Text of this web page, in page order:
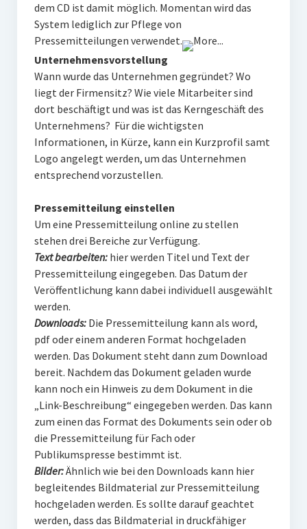
dem CD ist damit möglich. Momentan wird das
System lediglich zur Pflege von
Pressemitteilungen verwendet.
Unternehmensvorstellung
Wann wurde das Unternehmen gegründet? Wo
liegt der Firmensitz? Wie viele Mitarbeiter sind
dort beschäftigt und was ist das Kerngeschäft des
Unternehmens? Für die wichtigsten
Informationen, in Kürze, kann ein Kurzprofil samt
Logo angelegt werden, um das Unternehmen
entsprechend vorzustellen.
Pressemitteilung einstellen
Um eine Pressemitteilung online zu stellen
stehen drei Bereiche zur Verfügung.
Text bearbeiten:hier werden Titel und Text der
Pressemitteilung eingegeben. Das Datum der
Veröffentlichung kann dabei individuell ausgewählt
werden.
Downloads:Die Pressemitteilung kann als word,
pdf oder einem anderen Format hochgeladen
werden. Das Dokument steht dann zum Download
bereit. Nachdem das Dokument geladen wurde
kann noch ein Hinweis zu dem Dokument in die
„Link-Beschreibung“ eingegeben werden. Das kann
zum einen das Format des Dokuments sein oder ob
die Pressemitteilung für Fach oder
Publikumspresse bestimmt ist.
Bilder:Ähnlich wie bei den Downloads kann hier
begleitendes Bildmaterial zur Pressemitteilung
hochgeladen werden. Es sollte darauf geachtet
werden, dass das Bildmaterial in druckfähiger